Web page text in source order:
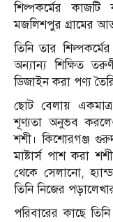
শিল্পকর্মের
মজলিশপুর গ্রামের
তিনি তার
অন্যান্য শিক্ষিত
ডিজাইন করা পণ্য
ছোট বেলায়
শূণ্যতা অনুভব
শশী। কিশোরগঞ্জ
মাষ্টার্স পাশ করা
থেকে সেলানো,
তিনি নিজের
পরিবারের কাছে